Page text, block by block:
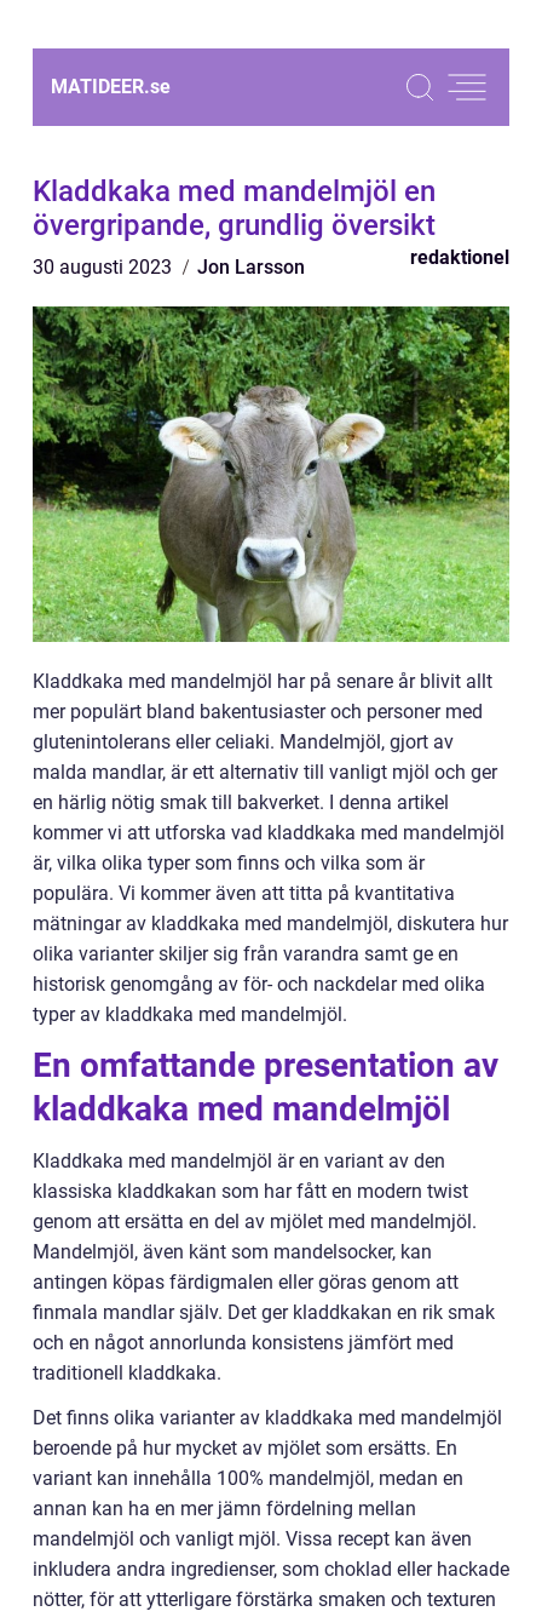
MATIDEER.se
Kladdkaka med mandelmjöl en
övergripande, grundlig översikt
30 augusti 2023 Jon Larsson redaktionel
Kladdkaka med mandelmjöl har på senare år blivit allt
mer populärt bland bakentusiaster och personer med
glutenintolerans eller celiaki. Mandelmjöl, gjort av
malda mandlar, är ett alternativ till vanligt mjöl och ger
en härlig nötig smak till bakverket. I denna artikel
kommer vi att utforska vad kladdkaka med mandelmjöl
är, vilka olika typer som finns och vilka som är
populära. Vi kommer även att titta på kvantitativa
mätningar av kladdkaka med mandelmjöl, diskutera hur
olika varianter skiljer sig från varandra samt ge en
historisk genomgång av för- och nackdelar med olika
typer av kladdkaka med mandelmjöl.
En omfattande presentation av
kladdkaka med mandelmjöl
Kladdkaka med mandelmjöl är en variant av den
klassiska kladdkakan som har fått en modern twist
genom att ersätta en del av mjölet med mandelmjöl.
Mandelmjöl, även känt som mandelsocker, kan
antingen köpas färdigmalen eller göras genom att
finmala mandlar själv. Det ger kladdkakan en rik smak
och en något annorlunda konsistens jämfört med
traditionell kladdkaka.
Det finns olika varianter av kladdkaka med mandelmjöl
beroende på hur mycket av mjölet som ersätts. En
variant kan innehålla 100% mandelmjöl, medan en
annan kan ha en mer jämn fördelning mellan
mandelmjöl och vanligt mjöl. Vissa recept kan även
inkludera andra ingredienser, som choklad eller hackade
nötter, för att ytterligare förstärka smaken och texturen